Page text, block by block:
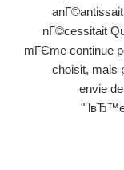
nГ©cessitait
mГЄme continue
choisit, mais
envie